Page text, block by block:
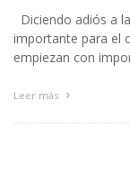
Diciendo adiós a
importante para el
empiezan con
Leer más